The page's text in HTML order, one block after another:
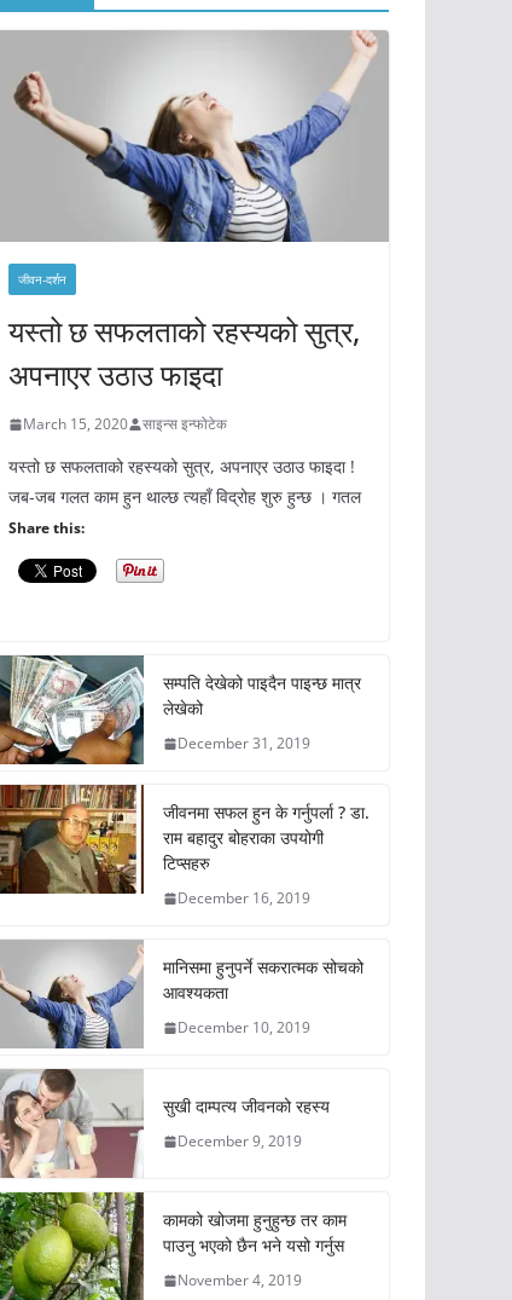
जीवन-दर्शन
यस्तो छ सफलताको रहस्यको सुत्र,
अपनाएर उठाउ फाइदा
March 15, 2020 साइन्स इन्फोटेक
यस्तो छ सफलताको रहस्यको सुत्र, अपनाएर उठाउ फाइदा !
जब-जब गलत काम हुन थाल्छ त्यहाँ विद्रोह शुरु हुन्छ । गतल
Share this:
सम्पति देखेको पाइदैन पाइन्छ मात्र
लेखेको
December 31, 2019
जीवनमा सफल हुन के गर्नुपर्ला ? डा.
राम बहादुर बोहराका उपयोगी
टिप्सहरु
December 16, 2019
मानिसमा हुनुपर्ने सकरात्मक सोचको
आवश्यकता
December 10, 2019
सुखी दाम्पत्य जीवनको रहस्य
December 9, 2019
कामको खोजमा हुनुहुन्छ तर काम
पाउनु भएको छैन भने यसो गर्नुस
November 4, 2019